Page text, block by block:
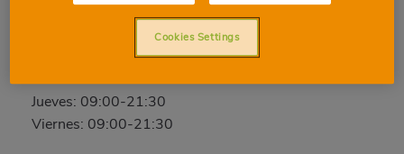
Domingo: Cerrado
Lunes: 09:00-21:30
Martes: 09:00-21:30
Miércoles: 09:00-21:30
Jueves: 09:00-21:30
Viernes: 09:00-21:30
Cookies Settings